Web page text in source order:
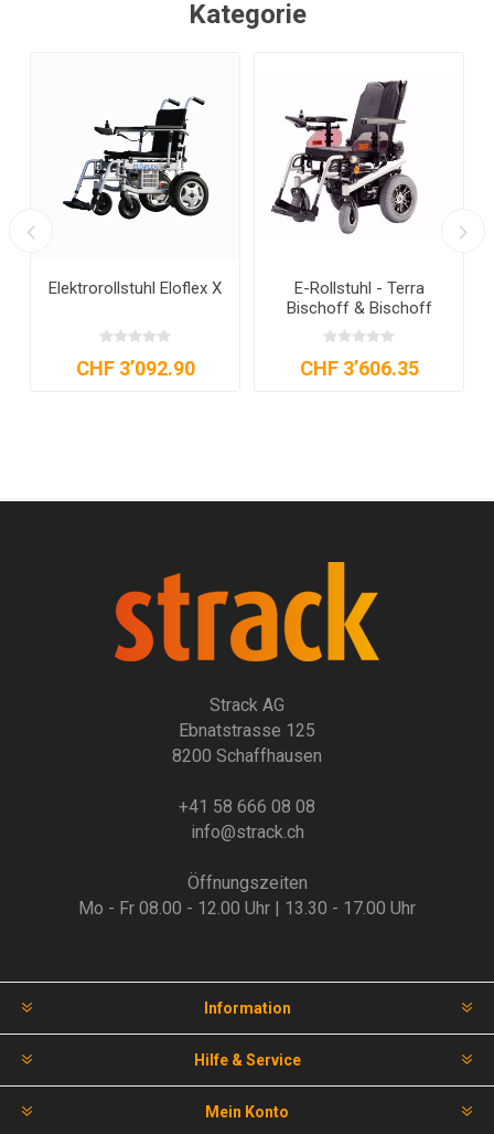
Kategorie
Elektrorollstuhl Eloflex X
CHF 3’092.90
E-Rollstuhl - Terra
Bischoff & Bischoff
CHF 3’606.35
Strack AG
Ebnatstrasse 125
8200 Schaffhausen
+41 58 666 08 08
info@strack.ch
Öffnungszeiten
Mo - Fr 08.00 - 12.00 Uhr | 13.30 - 17.00 Uhr
Information
Hilfe & Service
Mein Konto